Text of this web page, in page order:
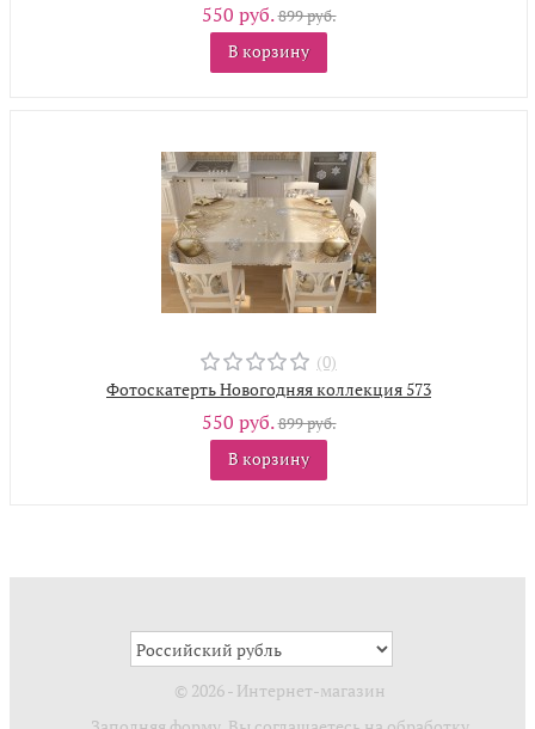
550 руб.899 руб.
В корзину
(0)
Фотоскатерть Новогодняя коллекция 573
550 руб.899 руб.
В корзину
© 2026 - Интернет-магазин